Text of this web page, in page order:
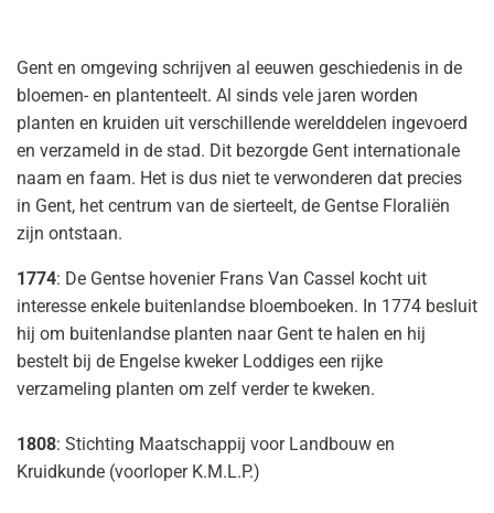
Gent en omgeving schrijven al eeuwen geschiedenis in de
bloemen- en plantenteelt. Al sinds vele jaren worden
planten en kruiden uit verschillende werelddelen ingevoerd
en verzameld in de stad. Dit bezorgde Gent internationale
naam en faam. Het is dus niet te verwonderen dat precies
in Gent, het centrum van de sierteelt, de Gentse Floraliën
zijn ontstaan.
1774: De Gentse hovenier Frans Van Cassel kocht uit
interesse enkele buitenlandse bloemboeken. In 1774 besluit
hij om buitenlandse planten naar Gent te halen en hij
bestelt bij de Engelse kweker Loddiges een rijke
verzameling planten om zelf verder te kweken.
1808: Stichting Maatschappij voor Landbouw en
Kruidkunde (voorloper K.M.L.P.)